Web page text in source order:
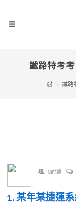
鐵路特考
鐵路
0討論
1. 某年某捷運